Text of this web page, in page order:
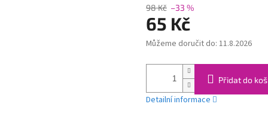
98 Kč –33 %
65 Kč
Měrná
Můžeme doručit do: 11.8.2026
Přidat do
Detailní informace